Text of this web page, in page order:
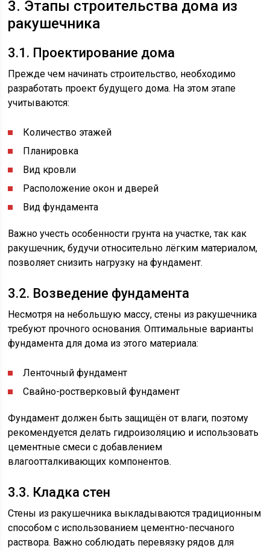
3. Этапы строительства дома из
ракушечника
3.1. Проектирование дома
Прежде чем начинать строительство, необходимо
разработать проект будущего дома. На этом этапе
учитываются:
Количество этажей
Планировка
Вид кровли
Расположение окон и дверей
Вид фундамента
Важно учесть особенности грунта на участке, так как
ракушечник, будучи относительно лёгким материалом,
позволяет снизить нагрузку на фундамент.
3.2. Возведение фундамента
Несмотря на небольшую массу, стены из ракушечника
требуют прочного основания. Оптимальные варианты
фундамента для дома из этого материала:
Ленточный фундамент
Свайно-ростверковый фундамент
Фундамент должен быть защищён от влаги, поэтому
рекомендуется делать гидроизоляцию и использовать
цементные смеси с добавлением
влагоотталкивающих компонентов.
3.3. Кладка стен
Стены из ракушечника выкладываются традиционным
способом с использованием цементно-песчаного
раствора. Важно соблюдать перевязку рядов для